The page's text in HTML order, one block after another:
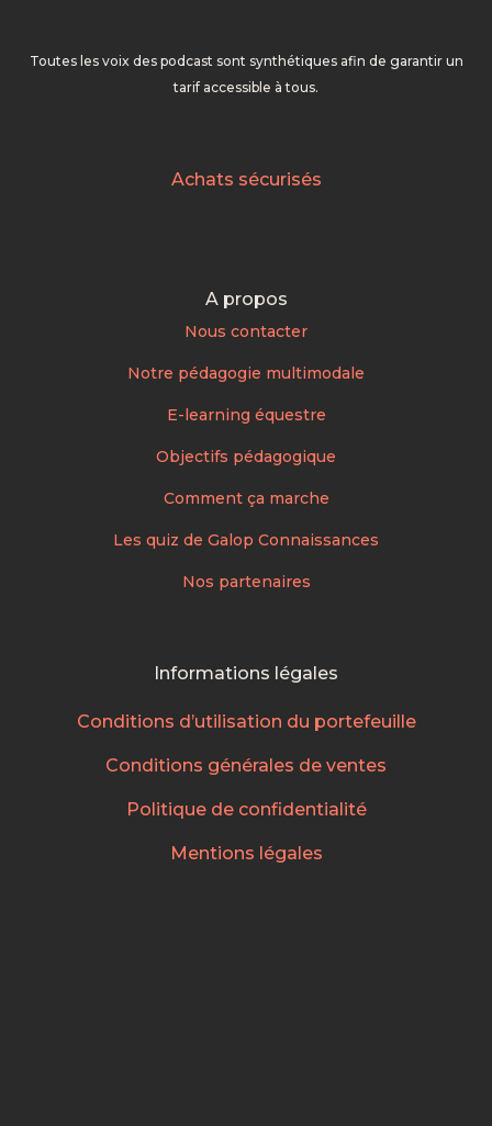
Toutes les voix des podcast sont synthétiques afin de garantir un
tarif accessible à tous.
Achats sécurisés
A propos
Nous contacter
Notre pédagogie multimodale
E-learning équestre
Objectifs pédagogique
Comment ça marche
Les quiz de Galop Connaissances
Nos partenaires
Informations légales
Conditions d’utilisation du portefeuille
Conditions générales de ventes
Politique de confidentialité
Mentions légales